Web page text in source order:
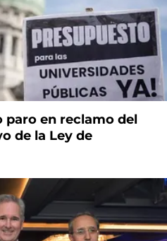
paro en reclamo del
de la Ley de